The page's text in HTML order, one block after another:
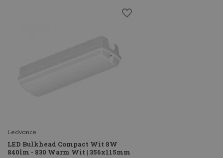
Ledvance
LED Bulkhead Compact Wit 8W
840lm - 830 Warm Wit | 356x115mm